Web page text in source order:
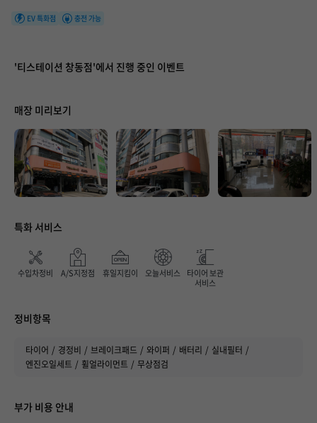
EV 특화점 충전 가능
'티스테이션 창동점'에서 진행 중인 이벤트
매장 미리보기
특화 서비스
수입차정비 A/S지정점 휴일지킴이 오늘서비스
타이어 보관
서비스
정비항목
타이어 경정비 브레이크패드 와이퍼 배터리
실내필터
엔진오일세트
휠얼라이먼트 무상점검
부가 비용 안내
매장 만족도